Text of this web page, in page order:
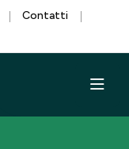
Contatti